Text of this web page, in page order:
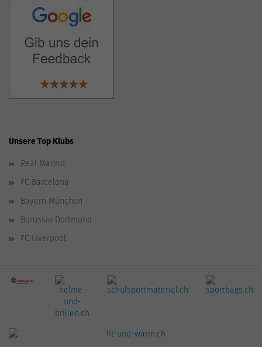
Unsere Top Klubs
Real Madrid
FC Barcelona
Bayern München
Borussia Dortmund
FC Liverpool